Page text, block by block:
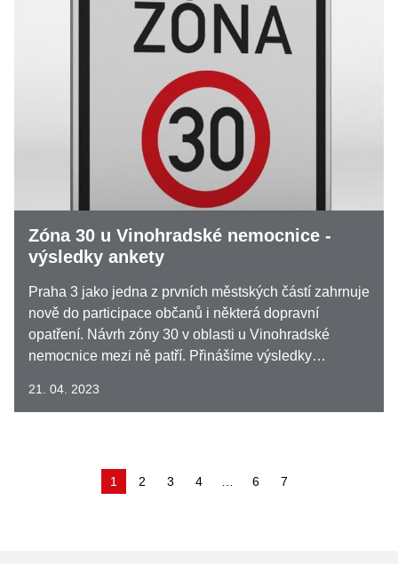
Zóna 30 u Vinohradské nemocnice -
výsledky ankety
Praha 3 jako jedna z prvních městských částí zahrnuje
nově do participace občanů i některá dopravní
opatření. Návrh zóny 30 v oblasti u Vinohradské
nemocnice mezi ně patří. Přinášíme výsledky…
21. 04. 2023
1
(aktuální) 2 3 4 6 7